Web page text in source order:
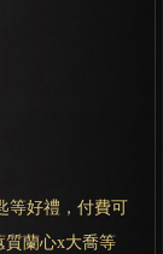
等好禮，付費可
質蘭心x大喬等